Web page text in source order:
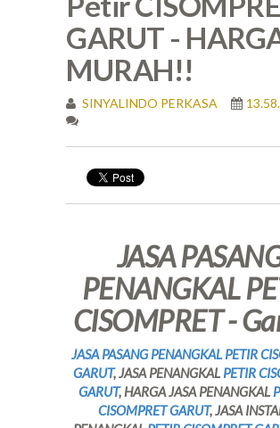
GARUT -
MURAH!!
SINYALINDO PERKASA
JASA
PENANGKAL
CISOMPRET -
JASA PASANG PENANGKAL PETIR
GARUT, JASA PENANGKAL PETIR
GARUT, HARGA JASA PENANGKAL
CISOMPRET GARUT, JASA